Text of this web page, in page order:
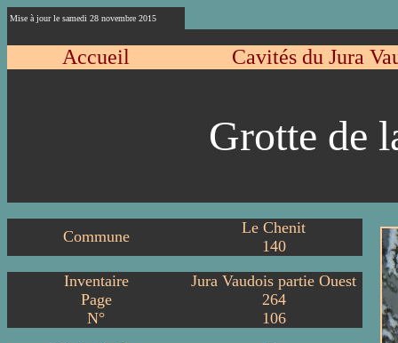
Mise à jour le samedi 28 novembre 2015
Accueil Cavités du Jura
Grotte de
Commune
Le Chenit
140
Inventaire
Jura Vaudois partie Ouest
Page
264
N°
106